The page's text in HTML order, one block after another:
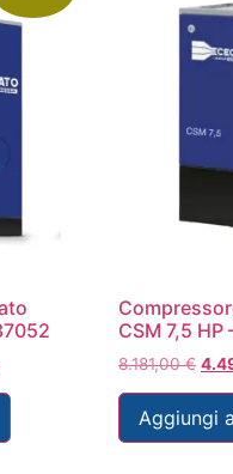
CSM 7,5 HP
8.181,00€
Aggiungi